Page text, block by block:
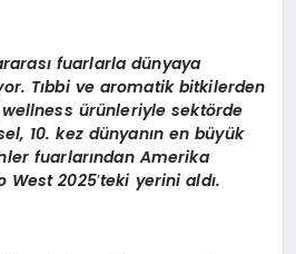
fuarlarla dünyaya
Tıbbi ve aromatik bitkilerden
ürünleriyle sektörde
10. kez dünyanın en büyük
fuarlarından Amerika
West 2025’teki yerini aldı.